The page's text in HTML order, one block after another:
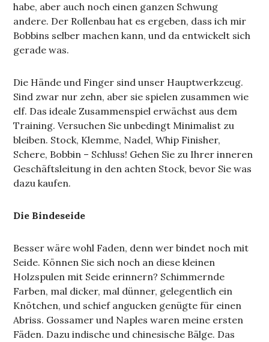
habe, aber auch noch einen ganzen Schwung
andere. Der Rollenbau hat es ergeben, dass ich mir
Bobbins selber machen kann, und da entwickelt sich
gerade was.
Die Hände und Finger sind unser Hauptwerkzeug.
Sind zwar nur zehn, aber sie spielen zusammen wie
elf. Das ideale Zusammenspiel erwächst aus dem
Training. Versuchen Sie unbedingt Minimalist zu
bleiben. Stock, Klemme, Nadel, Whip Finisher,
Schere, Bobbin – Schluss! Gehen Sie zu Ihrer inneren
Geschäftsleitung in den achten Stock, bevor Sie was
dazu kaufen.
Die Bindeseide
Besser wäre wohl Faden, denn wer bindet noch mit
Seide. Können Sie sich noch an diese kleinen
Holzspulen mit Seide erinnern? Schimmernde
Farben, mal dicker, mal dünner, gelegentlich ein
Knötchen, und schief angucken genügte für einen
Abriss. Gossamer und Naples waren meine ersten
Fäden. Dazu indische und chinesische Bälge. Das